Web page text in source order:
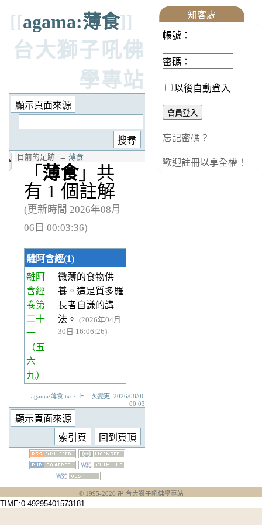
[[agama:薄食]]
台大獅子吼佛
學專站
目前的足跡: → 薄食
「 薄食」共
有 1 個註解
(更新時間 2026年08月
06日 00:03:36)
雜阿含經(1)
雜阿
含經
卷第
二十
一
（五
六
九）
微薄的食物供
養。這是質多羅
長者自謙的講
法。
(2026年04月
30日 16:06:26)
agama/薄食.txt · 上一次變更: 2026/08/06
00:03
知客處
帳號：
密碼：
以後自動登入
忘記密碼？
歡迎註冊以享全權！
© 1995-2026 卍 台大獅子吼佛學專站
TIME:0.49295401573181